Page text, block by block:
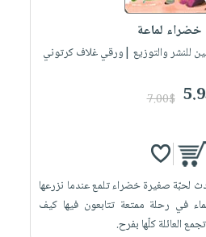
لماعة
للنشر والتوزيع |ورقي غلاف كرتوني
7.00$
لحبّة صغيرة خضراء تلمع عندما نزرعها
في رحلة ممتعة تتابعون فيها كيف
العائلة كلّها بفرح.